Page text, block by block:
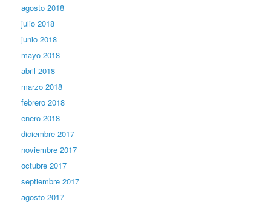
agosto 2018
julio 2018
junio 2018
mayo 2018
abril 2018
marzo 2018
febrero 2018
enero 2018
diciembre 2017
noviembre 2017
octubre 2017
septiembre 2017
agosto 2017